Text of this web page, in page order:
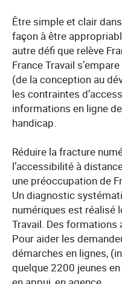
Être simple et clair
façon à être
autre défi que relève
France Travail
(de la conception au
les contraintes
informations en ligne
handicap.
Réduire la fracture
l’accessibilité à
une préoccupation de
Un diagnostic
numériques est réalisé
Travail. Des formations
Pour aider les
démarches en lignes,
quelque 2200 jeunes